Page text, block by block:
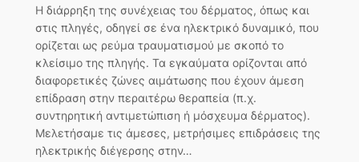
Η διάρρηξη της συνέχειας του δέρματος, όπως και
στις πληγές, οδηγεί σε ένα ηλεκτρικό δυναμικό, που
ορίζεται ως ρεύμα τραυματισμού με σκοπό το
κλείσιμο της πληγής. Τα εγκαύματα ορίζονται από
διαφορετικές ζώνες αιμάτωσης που έχουν άμεση
επίδραση στην περαιτέρω θεραπεία (π.χ.
συντηρητική αντιμετώπιση ή μόσχευμα δέρματος).
Μελετήσαμε τις άμεσες, μετρήσιμες επιδράσεις της
ηλεκτρικής διέγερσης στην…